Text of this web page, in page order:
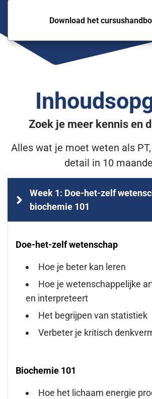
Download het
Zoek je meer kennis en
Alles wat je moet weten als
detail in 10
Week 1: Doe-het-zelf
biochemie 101
Doe-het-zelf wetenschap
Hoe je beter kan leren
Hoe je wetenschappelijke
en interpreteert
Het begrijpen van statistiek
Verbeter je kritisch
Biochemie 101
Hoe het lichaam energie